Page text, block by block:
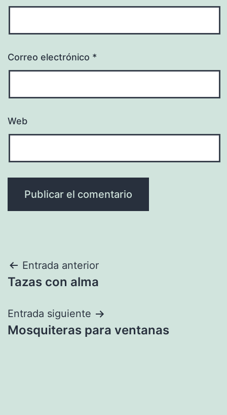
Correo electrónico *
Web
Navegación
de
entradas
Entrada anterior
Tazas con alma
Entrada siguiente
Mosquiteras para ventanas